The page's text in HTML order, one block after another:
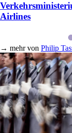
Airlines
→ mehr von Philip